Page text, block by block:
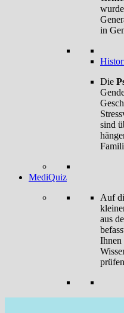
in
Die
sind
MediQuiz
Auf
aus
Ihnen